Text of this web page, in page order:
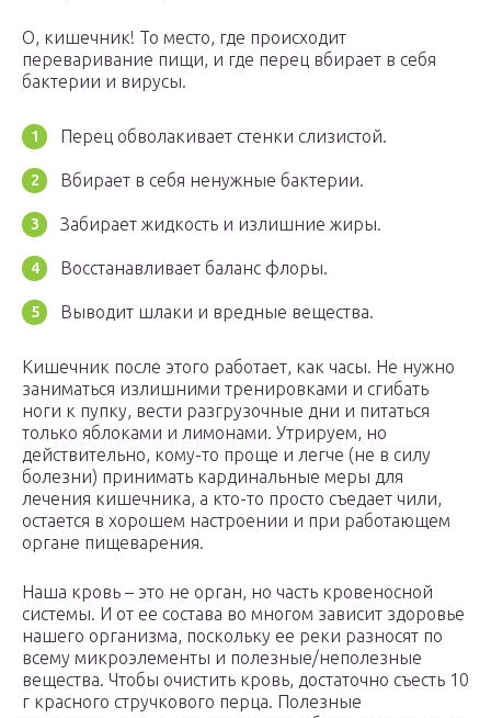
О, кишечник! То место, где происходит
переваривание пищи, и где перец вбирает в себя
бактерии и вирусы.
Перец обволакивает стенки слизистой.
Вбирает в себя ненужные бактерии.
Забирает жидкость и излишние жиры.
Восстанавливает баланс флоры.
Выводит шлаки и вредные вещества.
Кишечник после этого работает, как часы. Не нужно
заниматься излишними тренировками и сгибать
ноги к пупку, вести разгрузочные дни и питаться
только яблоками и лимонами. Утрируем, но
действительно, кому-то проще и легче (не в силу
болезни) принимать кардинальные меры для
лечения кишечника, а кто-то просто съедает чили,
остается в хорошем настроении и при работающем
органе пищеварения.
Наша кровь – это не орган, но часть кровеносной
системы. И от ее состава во многом зависит здоровье
нашего организма, поскольку ее реки разносят по
всему микроэлементы и полезные/неполезные
вещества. Чтобы очистить кровь, достаточно съесть 10
г красного стручкового перца. Полезные